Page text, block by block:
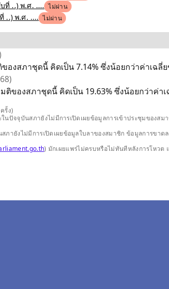
ที่ ..) พ.ศ. .... ไม่ผ่าน
..) พ.ศ. .... ไม่ผ่าน
งสภาชุดนี้ คิดเป็น 7.14% ซึ่งน้อยกว่าค่าเฉลี่
ของสภาชุดนี้ คิดเป็น 19.63% ซึ่งน้อยกว่าค่า
รั้ง)
นปัจจุบันสภายังไม่มีการเปิดเผยข้อมูลการเข้าประชุมของสม
ายังไม่มีการเปิดเผยข้อมูลใบลาของสมาชิก ข้อมูลการขา
) มักเผยแพร่ไม่ครบหรือไม่ทันทีหลังการโหวต